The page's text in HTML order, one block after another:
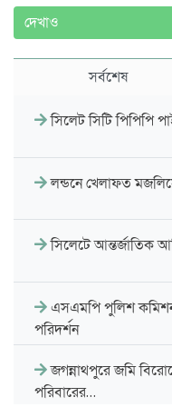
দেখাও
সর্বশেষ
সিলেট সিটি পিপিপি
লন্ডনে খেলাফত
সিলেটে আন্তর্জাতিক
এসএমপি পুলিশ
পরিদর্শন
জগন্নাথপুরে জমি
পরিবারের…